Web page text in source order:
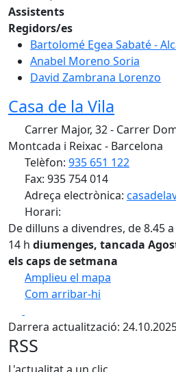
Assistents
Regidors/es
Bartolomé Egea Sabaté -
Anabel Moreno Soria
David Zambrana Lorenzo
Casa de la Vila
Carrer Major, 32 - Carrer
Montcada i Reixac - Barcelona
Telèfon: 935 651 122
Fax: 935 754 014
Adreça electrònica:
Horari:
De dilluns a divendres, de 8.45
14 h diumenges, tancada
els caps de setmana
Amplieu el mapa
Com arribar-hi
+
−
Darrera actualització:
RSS